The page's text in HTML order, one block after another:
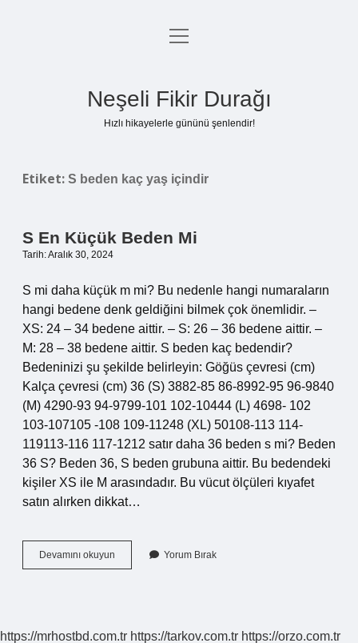
Anasayfa
menüyü
Neşeli Fikir Durağı
Hızlı hikayelerle gününü şenlendir!
Etiket: S beden kaç yaş içindir
S En Küçük Beden Mi
Tarih: Aralık 30, 2024
S mi daha küçük m mi? Bu nedenle hangi numaraların
hangi bedene denk geldiğini bilmek çok önemlidir. –
XS: 24 – 34 bedene aittir. – S: 26 – 36 bedene aittir. –
M: 28 – 38 bedene aittir. S beden kaç bedendir?
Bedeninizi şu şekilde belirleyin: Göğüs çevresi (cm)
Kalça çevresi (cm) 36 (S) 3882-85 86-8992-95 96-9840
(M) 4290-93 94-9799-101 102-10444 (L) 4698- 102
103-107105 -108 109-11248 (XL) 50108-113 114-
119113-116 117-1212 satır daha 36 beden s mi? Beden
36 S? Beden 36, S beden grubuna aittir. Bu bedendeki
kişiler XS ile M arasındadır. Bu vücut ölçüleri kıyafet
satın alırken dikkat…
Devamını okuyun
En
Yorum Bırak
https://mrhostbd.com.tr https://tarkov.com.tr https://orzo.com.tr